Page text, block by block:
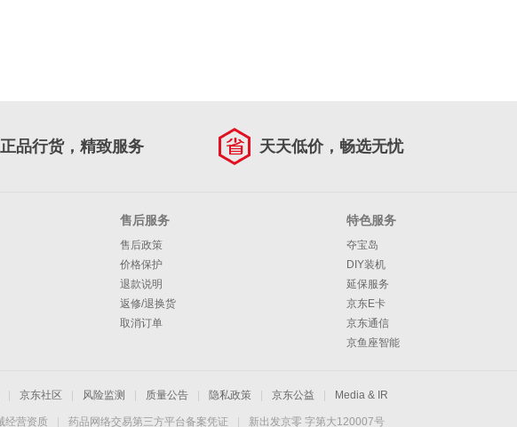
正品行货，精致服务 天天低价，畅选无忧
售后服务
售后政策
价格保护
退款说明
返修/退换货
取消订单
特色服务
夺宝岛
DIY装机
延保服务
京东E卡
京东通信
京鱼座智能
京东社区 风险监测 质量公告 隐私政策 京东公益 Media & IR
经营资质 药品网络交易第三方平台备案凭证 新出发京零 字第大120007号